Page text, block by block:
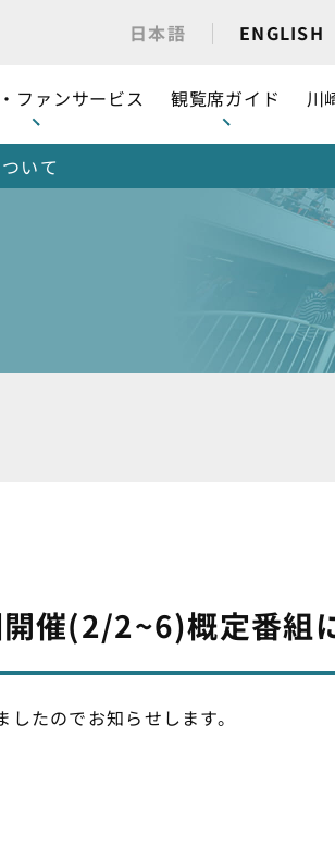
日本語 ENGLISH
ファンサービス 観覧席ガイド 川
いて
催(2/2~6)概定番組
たのでお知らせします。